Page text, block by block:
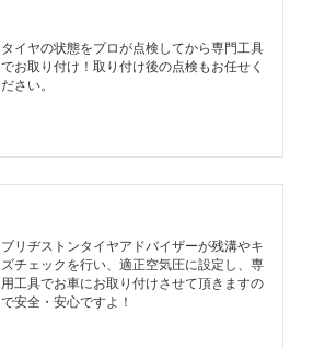
タイヤの状態をプロが点検してから専門工具
でお取り付け！取り付け後の点検もお任せく
ださい。
ブリヂストンタイヤアドバイザーが残溝やキ
ズチェックを行い、適正空気圧に設定し、専
用工具でお車にお取り付けさせて頂きますの
で安全・安心ですよ！